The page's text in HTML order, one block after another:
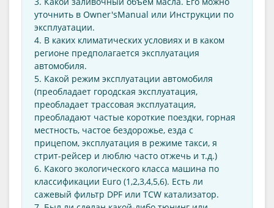
уточнить в Оwner'sManual или Инструкции по
эксплуатации.
4. В каких климатических условиях и в каком
регионе предполагается эксплуатация
автомобиля.
5. Какой режим эксплуатации автомобиля
(преобладает городская эксплуатация,
преобладает трассовая эксплуатация,
преобладают частые короткие поездки, горная
местность, частое бездорожье, езда с
прицепом, эксплуатация в режиме такси, я
стрит-рейсер и люблю часто отжечь и т.д.)
6. Какого экологического класса машина по
классификации Euro (1,2,3,4,5,6). Есть ли
сажевый фильтр DPF или TCW катализатор.